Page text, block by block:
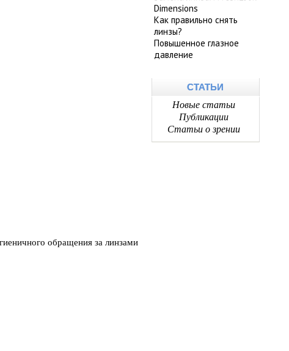
обращения за линзами
Dimensions
Как правильно снять
линзы?
Повышенное глазное
давление
СТАТЬИ
Новые статьи
Публикации
Статьи о зрении